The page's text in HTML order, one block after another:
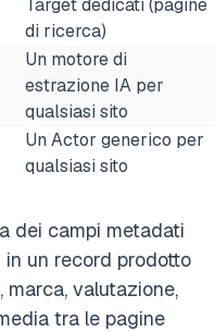
Target dedicati (pagine
di ricerca)
Un motore di
estrazione IA per
qualsiasi sito
Un Actor generico per
qualsiasi sito
dei campi metadati
un record prodotto
marca, valutazione,
tra le pagine